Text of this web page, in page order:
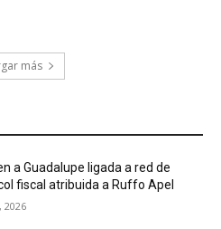
más
a Guadalupe ligada a red de
fiscal atribuida a Ruffo Apel
2026